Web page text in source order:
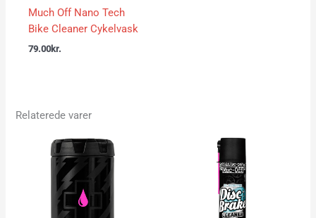
Much Off Nano Tech
Bike Cleaner Cykelvask
79.00kr.
Relaterede varer